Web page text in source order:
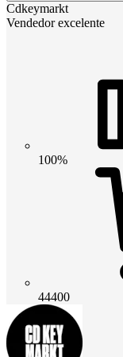
Cdkeymarkt
Vendedor excelente
100%
44400